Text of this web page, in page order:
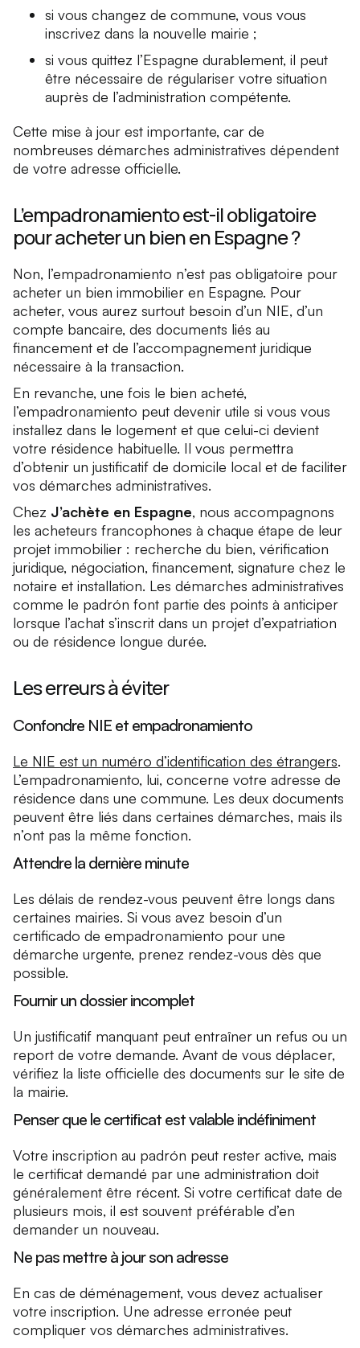
si vous changez de commune, vous vous
inscrivez dans la nouvelle mairie ;
si vous quittez l’Espagne durablement, il peut
être nécessaire de régulariser votre situation
auprès de l’administration compétente.
Cette mise à jour est importante, car de
nombreuses démarches administratives dépendent
de votre adresse officielle.
L’empadronamiento est-il obligatoire
pour acheter un bien en Espagne ?
Non, l’empadronamiento n’est pas obligatoire pour
acheter un bien immobilier en Espagne. Pour
acheter, vous aurez surtout besoin d’un NIE, d’un
compte bancaire, des documents liés au
financement et de l’accompagnement juridique
nécessaire à la transaction.
En revanche, une fois le bien acheté,
l’empadronamiento peut devenir utile si vous vous
installez dans le logement et que celui-ci devient
votre résidence habituelle. Il vous permettra
d’obtenir un justificatif de domicile local et de faciliter
vos démarches administratives.
Chez J’achète en Espagne, nous accompagnons
les acheteurs francophones à chaque étape de leur
projet immobilier : recherche du bien, vérification
juridique, négociation, financement, signature chez le
notaire et installation. Les démarches administratives
comme le padrón font partie des points à anticiper
lorsque l’achat s’inscrit dans un projet d’expatriation
ou de résidence longue durée.
Les erreurs à éviter
Confondre NIE et empadronamiento
Le NIE est un numéro d’identification des étrangers.
L’empadronamiento, lui, concerne votre adresse de
résidence dans une commune. Les deux documents
peuvent être liés dans certaines démarches, mais ils
n’ont pas la même fonction.
Attendre la dernière minute
Les délais de rendez-vous peuvent être longs dans
certaines mairies. Si vous avez besoin d’un
certificado de empadronamiento pour une
démarche urgente, prenez rendez-vous dès que
possible.
Fournir un dossier incomplet
Un justificatif manquant peut entraîner un refus ou un
report de votre demande. Avant de vous déplacer,
vérifiez la liste officielle des documents sur le site de
la mairie.
Penser que le certificat est valable indéfiniment
Votre inscription au padrón peut rester active, mais
le certificat demandé par une administration doit
généralement être récent. Si votre certificat date de
plusieurs mois, il est souvent préférable d’en
demander un nouveau.
Ne pas mettre à jour son adresse
En cas de déménagement, vous devez actualiser
votre inscription. Une adresse erronée peut
compliquer vos démarches administratives.